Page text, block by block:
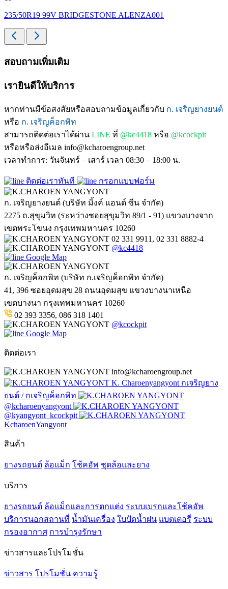
235/50R19 99V BRIDGESTONE ALENZA001
สอบถามเพิ่มเติม
เรายินดีให้บริการ
หากท่านมีข้อสงสัยหรือสอบถามข้อมูลเกี่ยวกับ ก. เจริญยางยนต์
หรือ ก. เจริญค็อกพิท
สามารถติดต่อเราได้ผ่าน LINE ที่ @kc4418 หรือ @kcockpit
หรือหรือส่งอีเมล info@kcharoengroup.net
เวลาทำการ: วันจันทร์ – เสาร์ เวลา 08:30 – 18:00 น.
ติดต่อเราทันที กรอกแบบฟอร์ม
ก. เจริญยางยนต์ (บริษัท มิ้งค์ แอนด์ ซีน จำกัด)
2275 ถ.สุขุมวิท (ระหว่างซอยสุขุมวิท 89/1 - 91) แขวงบางจาก
เขตพระโขนง กรุงเทพมหานคร 10260
02 331 9911, 02 331 8882-4
@kc4418
Google Map
ก. เจริญค็อกพิท (บริษัท ก.เจริญค็อกพิท จำกัด)
41, 396 ซอยอุดมสุข 28 ถนนอุดมสุข แขวงบางนาเหนือ
เขตบางนา กรุงเทพมหานคร 10260
02 393 3356, 086 318 1401
@kcockpit
Google Map
ติดต่อเรา
info@kcharoengroup.net
K. Charoenyangyont กเจริญยาง
ยนต์ / กเจริญค็อกพิท
@kcharoenyangyont
@kyangyont_kcockpit
KcharoenYangyont
สินค้า
ยางรถยนต์ ล้อแม็ก โช้คอัพ ชุดล้อและยาง
บริการ
ยางรถยนต์ ล้อแม็กและการตกแต่ง ระบบเบรกและโช้คอัพ
บริการนอกสถานที่ น้ำมันเครื่อง ใบปัดน้ำฝน แบตเตอรี่ ระบบ
กรองอากาศ การบำรุงรักษา
ข่าวสารและโปรโมชั่น
ข่าวสาร โปรโมชั่น ความรู้